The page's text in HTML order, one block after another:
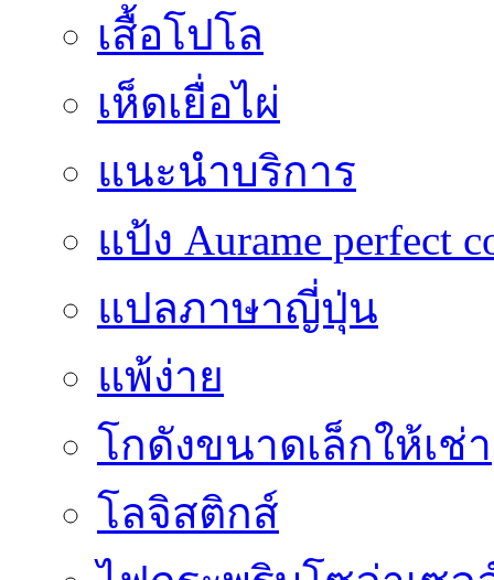
เสื้อโปโล
เห็ดเยื่อไผ่
แนะนำบริการ
แป้ง Aurame perfect
แปลภาษาญี่ปุ่น
แพ้ง่าย
โกดังขนาดเล็กให้เช่า
โลจิสติกส์